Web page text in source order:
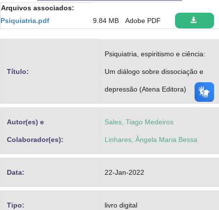
Gabinete de Segurança Institucional
Advocacia-Geral da União
Planalto
Arquivos associados:
Psiquiatria.pdf
9.84 MB Adobe PDF
Título:
Psiquiatria, espiritismo e ciência:
Um diálogo sobre dissociação e
depressão (Atena Editora)
Autor(es) e
Colaborador(es):
Sales, Tiago Medeiros
Linhares, Ângela Maria Bessa
Data: 22-Jan-2022
Tipo: livro digital